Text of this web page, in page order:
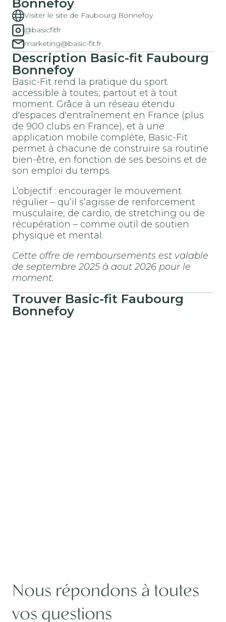
Bonnefoy
Visiter le site de Faubourg Bonnefoy
@basicfitfr
marketing@basic-fit.fr
Description Basic-fit Faubourg
Bonnefoy
Basic-Fit rend la pratique du sport
accessible à toutes, partout et à tout
moment. Grâce à un réseau étendu
d'espaces d'entraînement en France (plus
de 900 clubs en France), et à une
application mobile complète, Basic-Fit
permet à chacune de construire sa routine
bien-être, en fonction de ses besoins et de
son emploi du temps.
L’objectif : encourager le mouvement
régulier – qu’il s’agisse de renforcement
musculaire, de cardio, de stretching ou de
récupération – comme outil de soutien
physique et mental.
Cette offre de remboursements est valable
de septembre 2025 à aout 2026 pour le
moment.
Trouver Basic-fit Faubourg
Bonnefoy
Nous répondons à toutes
vos questions